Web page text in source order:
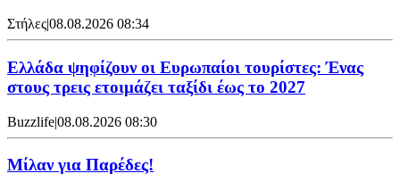
Στήλες|08.08.2026 08:34
Ελλάδα ψηφίζουν οι Ευρωπαίοι τουρίστες: Ένας
στους τρεις ετοιμάζει ταξίδι έως το 2027
Buzzlife|08.08.2026 08:30
Μίλαν για Παρέδες!